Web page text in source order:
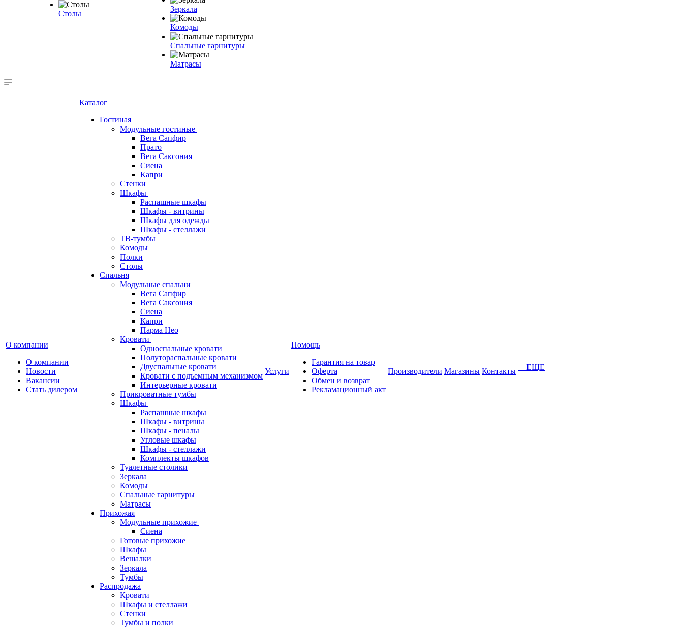
Столы
Зеркала
Комоды
Спальные гарнитуры
Матрасы
О компании
О компании
Новости
Вакансии
Стать дилером
Каталог
Гостиная
Модульные гостиные
Вега Сапфир
Прато
Вега Саксония
Сиена
Капри
Стенки
Шкафы
Распашные шкафы
Шкафы - витрины
Шкафы для одежды
Шкафы - стеллажи
ТВ-тумбы
Комоды
Полки
Столы
Спальня
Модульные спальни
Вега Сапфир
Вега Саксония
Сиена
Капри
Парма Нео
Кровати
Односпальные кровати
Полутораспальные кровати
Двуспальные кровати
Кровати с подъемным механизмом
Интерьерные кровати
Прикроватные тумбы
Шкафы
Распашные шкафы
Шкафы - витрины
Шкафы - пеналы
Угловые шкафы
Шкафы - стеллажи
Комплекты шкафов
Туалетные столики
Зеркала
Комоды
Спальные гарнитуры
Матрасы
Прихожая
Модульные прихожие
Сиена
Готовые прихожие
Шкафы
Вешалки
Зеркала
Тумбы
Распродажа
Кровати
Шкафы и стеллажи
Стенки
Тумбы и полки
Услуги
Помощь
Гарантия на товар
Оферта
Обмен и возврат
Рекламационный акт
Производители Магазины Контакты + ЕЩЕ